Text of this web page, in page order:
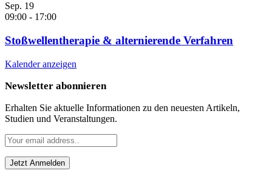
Sep. 19
09:00 - 17:00
Stoßwellentherapie & alternierende Verfahren
Kalender anzeigen
Newsletter abonnieren
Erhalten Sie aktuelle Informationen zu den neuesten Artikeln,
Studien und Veranstaltungen.